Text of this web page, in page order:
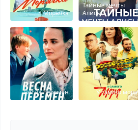
Морячка
Тайные мечты
Алисы
Весна перемен У самого моря